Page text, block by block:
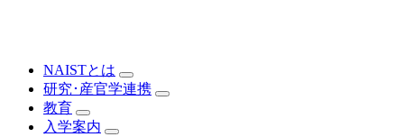
NAISTとは
研究･産官学連携
教育
入学案内